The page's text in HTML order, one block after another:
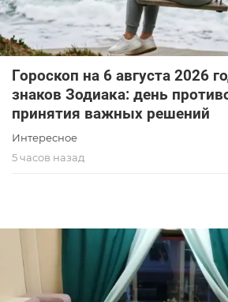
Гороскоп на 6 августа 2026
знаков Зодиака: день
принятия важных решений
Интересное
5 часов назад